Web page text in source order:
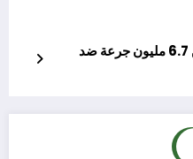
‫ وزارة الزراعة: إعطاء أكثر من 6.7 مليون جرعة ضد